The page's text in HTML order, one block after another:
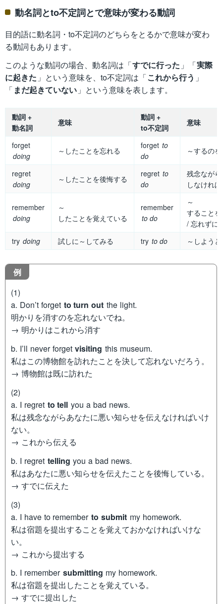
動名詞とto不定詞とで意味が変わる動詞
目的語に動名詞・to不定詞のどちらをとるかで意味が変わ
る動詞もあります。
このような動詞の場合、動名詞は「すでに行った 」「実際
に起きた 」という意味を、to不定詞は「これから行う 」
「 まだ起きていない 」という意味を表します。
動詞 +
動名詞
意味
動詞 +
to不定詞
意味
forget
doing
～したことを忘れる
forget to
do
～するの
regret
doing
～したことを後悔する
regret to
do
残念なが
しなけれ
remember
doing
～
したことを覚えている
remember
to do
～
すること
/ 忘れずに
try doing 試しに～してみる try to do ～しよう
例
(1)
a. Don’t forget to turn out the light.
明かりを消すのを忘れないでね。
→ 明かりはこれから消す
b. I’ll never forget visiting this museum.
私はこの博物館を訪れたことを決して忘れないだろう。
→ 博物館は既に訪れた
(2)
a. I regret to tell you a bad news.
私は残念ながらあなたに悪い知らせを伝えなければいけ
ない。
→ これから伝える
b. I regret telling you a bad news.
私はあなたに悪い知らせを伝えたことを後悔している。
→ すでに伝えた
(3)
a. I have to remember to submit my homework.
私は宿題を提出することを覚えておかなければいけな
い。
→ これから提出する
b. I remember submitting my homework.
私は宿題を提出したことを覚えている。
→ すでに提出した